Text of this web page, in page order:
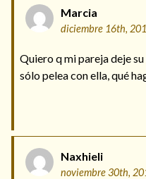
Marcia
diciembre 16th,
Quiero q mi pareja deje su
sólo pelea con ella, qué
Naxhieli
noviembre 30th,